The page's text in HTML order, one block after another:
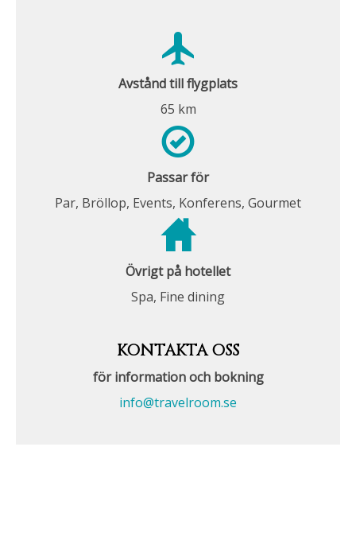
Avstånd till flygplats
65 km
Passar för
Par, Bröllop, Events, Konferens, Gourmet
Övrigt på hotellet
Spa, Fine dining
KONTAKTA OSS
för information och bokning
info@travelroom.se